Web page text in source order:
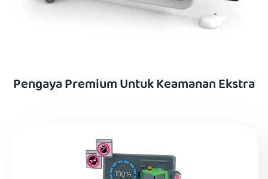
Pengaya Premium Untuk Keamanan Ekstra